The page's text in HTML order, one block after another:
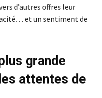
d’autres offres leur
et un sentiment de
grande
attentes de